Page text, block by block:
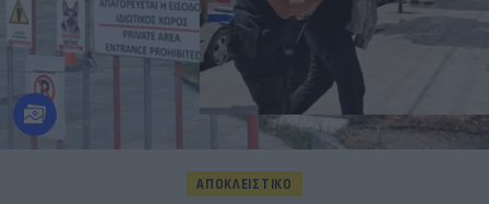
ΑΠΟΚΛΕΙΣΤΙΚΟ